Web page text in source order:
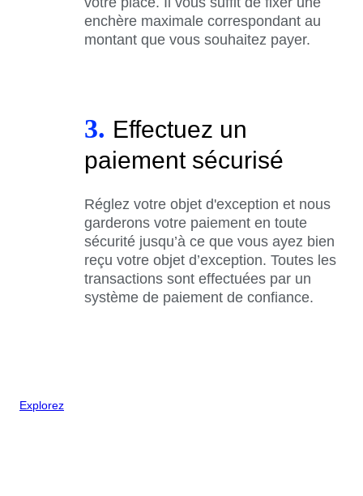
enchère maximale correspondant au
montant que vous souhaitez payer.
3. Effectuez un
paiement sécurisé
Réglez votre objet d'exception et nous
garderons votre paiement en toute
sécurité jusqu’à ce que vous ayez bien
reçu votre objet d’exception. Toutes les
transactions sont effectuées par un
système de paiement de confiance.
Explorez